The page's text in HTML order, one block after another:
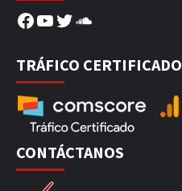
Facebook
YouTube
Twitter
SoundCloud
TRÁFICO CERTIFICADO
CONTÁCTANOS